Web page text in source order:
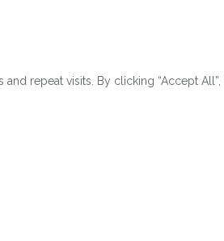
repeat visits. By clicking “Accept